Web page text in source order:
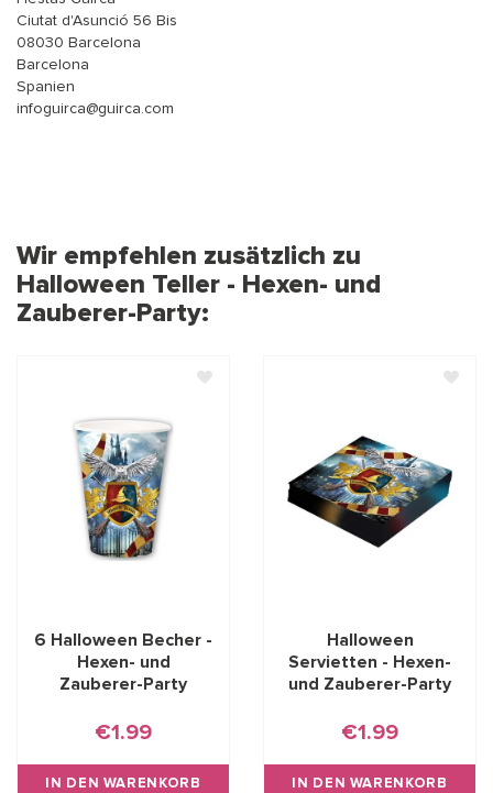
Ciutat d'Asunció 56 Bis
08030 Barcelona
Barcelona
Spanien
infoguirca@guirca.com
Wir empfehlen zusätzlich zu
Halloween Teller - Hexen- und
Zauberer-Party:
6 Halloween Becher -
Hexen- und
Zauberer-Party
€1.99
IN DEN WARENKORB
Halloween
Servietten - Hexen-
und Zauberer-Party
€1.99
IN DEN WARENKORB